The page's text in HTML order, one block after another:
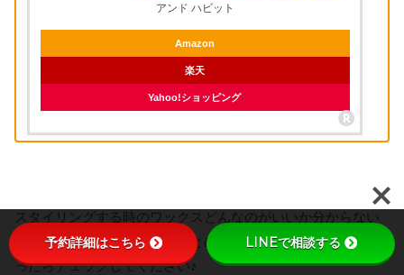
アンド ハビット
Amazon
楽天
Yahoo!ショッピング
スタイリングする時のワックスどんなのがいいか分からない
よ〜って人向けにワックスまとめの記事もありますので良か
ったらチェックしてください♪
予約詳細はこちら LINEで相談する